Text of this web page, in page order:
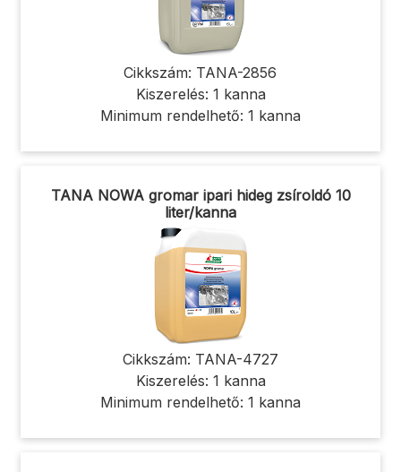
Cikkszám: TANA-2856
Kiszerelés: 1 kanna
Minimum rendelhető: 1 kanna
TANA NOWA gromar ipari hideg zsíroldó 10
liter/kanna
Cikkszám: TANA-4727
Kiszerelés: 1 kanna
Minimum rendelhető: 1 kanna